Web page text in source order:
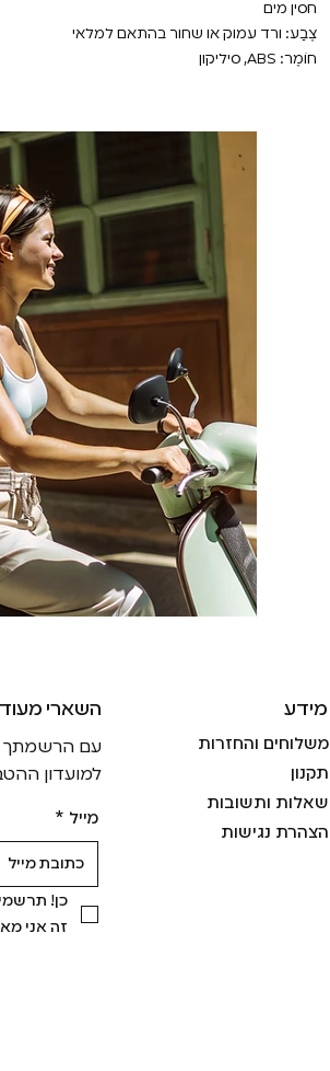
חסין מים
צֶבַע: ורד עמוק או שחור בהתאם למלאי
חוֹמֶר: ABS, סיליקון
!השארי
עם הרשמתך
למועדון
מייל *
זה אני
מידע
משלוחים והחזרות
תקנון
שאלות ותשובות
הצהרת נגישות